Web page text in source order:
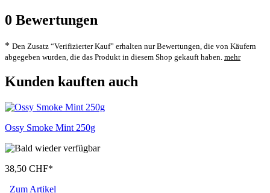
0 Bewertungen
* Den Zusatz “Verifizierter Kauf” erhalten nur Bewertungen, die von Käufern
abgegeben wurden, die das Produkt in diesem Shop gekauft haben. mehr
Kunden kauften auch
Ossy Smoke Mint 250g
38,50 CHF*
Zum Artikel